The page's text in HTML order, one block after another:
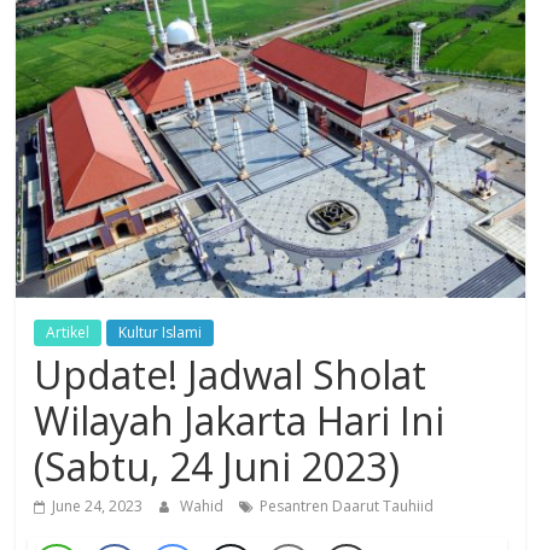
Dzikir,
Fikir,
Ikhtiar
Artikel Kultur Islami
Update! Jadwal Sholat
Wilayah Jakarta Hari Ini
(Sabtu, 24 Juni 2023)
June 24, 2023 Wahid Pesantren Daarut Tauhiid